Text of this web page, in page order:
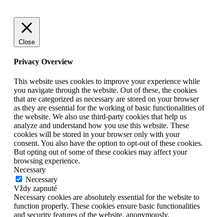
Close
Privacy Overview
This website uses cookies to improve your experience while
you navigate through the website. Out of these, the cookies
that are categorized as necessary are stored on your browser
as they are essential for the working of basic functionalities of
the website. We also use third-party cookies that help us
analyze and understand how you use this website. These
cookies will be stored in your browser only with your
consent. You also have the option to opt-out of these cookies.
But opting out of some of these cookies may affect your
browsing experience.
Necessary
Necessary
Vždy zapnuté
Necessary cookies are absolutely essential for the website to
function properly. These cookies ensure basic functionalities
and security features of the website, anonymously.